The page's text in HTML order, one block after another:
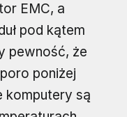
EMC, a
pod kątem
pewność, że
poniżej
komputery są